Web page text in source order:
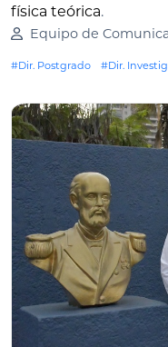
física teórica.
Equipo de
#Dir. Postgrado #Dir.